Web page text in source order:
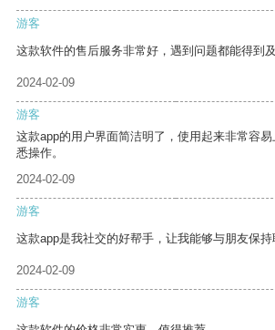
游客
这款软件的售后服务非常好，遇到问题都能得到及
2024-02-09
游客
这款app的用户界面简洁明了，使用起来非常容
悉操作。
2024-02-09
游客
这款app是我社交的好帮手，让我能够与朋友保持
2024-02-09
游客